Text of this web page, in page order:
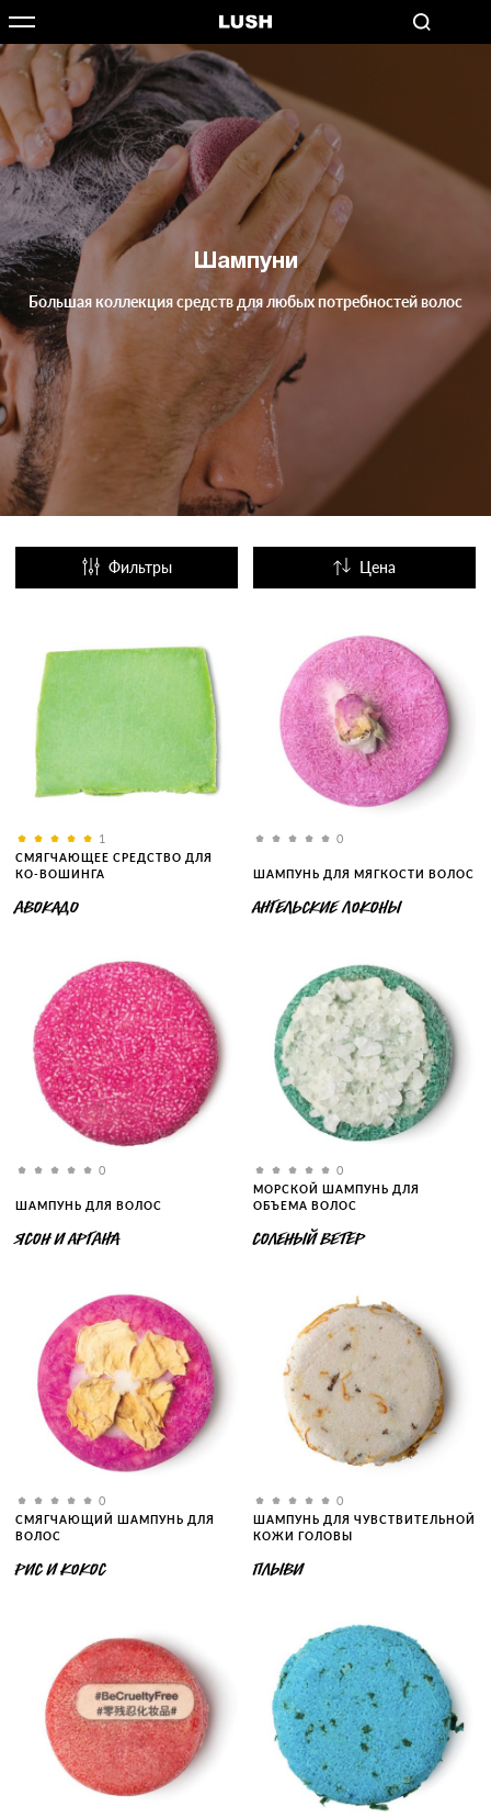
Шампуни
Большая коллекция средств для любых потребностей волос
Фильтры Цена
Популярные
1
СМЯГЧАЮЩЕЕ СРЕДСТВО ДЛЯ
КО-ВОШИНГА
АВОКАДО
0
ШАМПУНЬ ДЛЯ МЯГКОСТИ ВОЛОС
АНГЕЛЬСКИЕ ЛОКОНЫ
0
ШАМПУНЬ ДЛЯ ВОЛОС
ЯСОН И АРГАНА
0
МОРСКОЙ ШАМПУНЬ ДЛЯ
ОБЪЕМА ВОЛОС
СОЛЕНЫЙ ВЕТЕР
0
СМЯГЧАЮЩИЙ ШАМПУНЬ ДЛЯ
ВОЛОС
РИС И КОКОС
0
ШАМПУНЬ ДЛЯ ЧУВСТВИТЕЛЬНОЙ
КОЖИ ГОЛОВЫ
ПЛЫВИ